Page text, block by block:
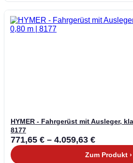
HYMER - Fahrgerüst mit Ausleger,
8177
771,65 € – 4.059,63 €
Zum Produkt ›